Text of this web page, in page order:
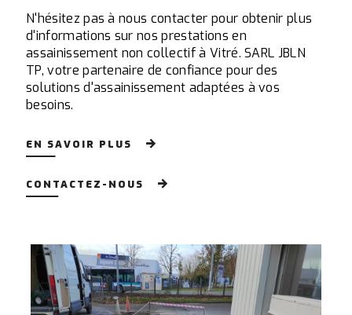
N'hésitez pas à nous contacter pour obtenir plus
d'informations sur nos prestations en
assainissement non collectif à Vitré. SARL JBLN
TP, votre partenaire de confiance pour des
solutions d'assainissement adaptées à vos
besoins.
EN SAVOIR PLUS
CONTACTEZ-NOUS